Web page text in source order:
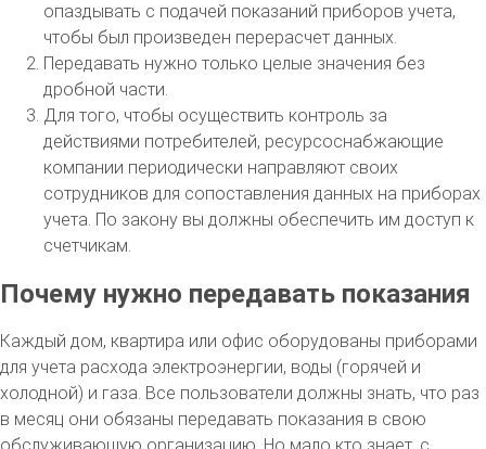
опаздывать с подачей показаний приборов учета,
чтобы был произведен перерасчет данных.
Передавать нужно только целые значения без
дробной части.
Для того, чтобы осуществить контроль за
действиями потребителей, ресурсоснабжающие
компании периодически направляют своих
сотрудников для сопоставления данных на приборах
учета. По закону вы должны обеспечить им доступ к
счетчикам.
Почему нужно передавать показания
Каждый дом, квартира или офис оборудованы приборами
для учета расхода электроэнергии, воды (горячей и
холодной) и газа. Все пользователи должны знать, что раз
в месяц они обязаны передавать показания в свою